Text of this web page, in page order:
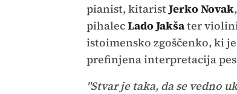
pianist, kitaristJerko Novak
pihalecLado Jakšater
istoimensko zgoščenko, ki
prefinjena interpretacija
"Stvar je taka, da se vedno